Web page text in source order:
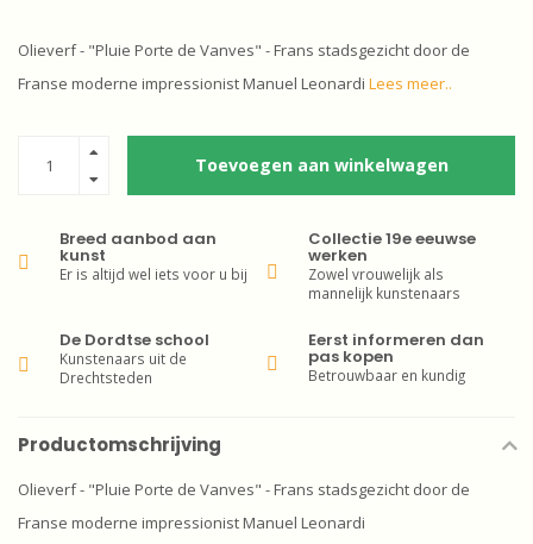
Olieverf - "Pluie Porte de Vanves" - Frans stadsgezicht door de
Franse moderne impressionist Manuel Leonardi Lees meer..
Toevoegen aan winkelwagen
Breed aanbod aan
kunst
Er is altijd wel iets voor u bij
Collectie 19e eeuwse
werken
Zowel vrouwelijk als
mannelijk kunstenaars
De Dordtse school
Kunstenaars uit de
Drechtsteden
Eerst informeren dan
pas kopen
Betrouwbaar en kundig
Productomschrijving
Olieverf - "Pluie Porte de Vanves" - Frans stadsgezicht door de
Franse moderne impressionist Manuel Leonardi